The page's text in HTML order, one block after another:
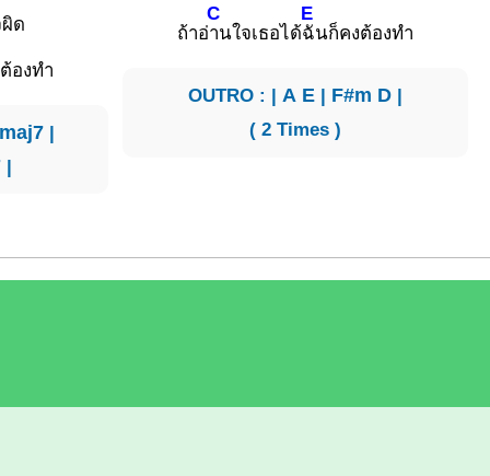
ด
องทำ
|
|
ถ้าอ่
C
านใจเธอได้
E
ฉันก็คงต้องทำ
OUTRO : | A E| F#m D|
( 2 Times )